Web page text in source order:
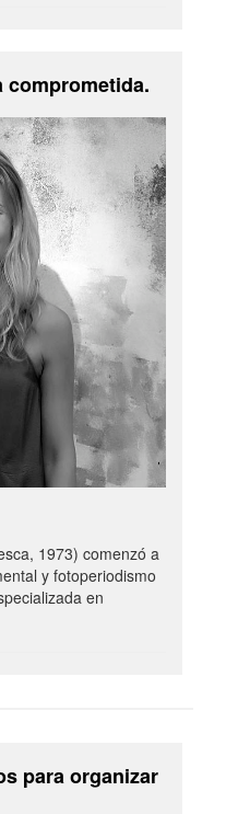
comprometida.
1973) comenzó a
y fotoperiodismo
en
para organizar